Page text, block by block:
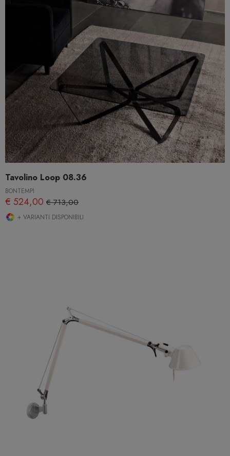
Tavolino Loop 08.36
BONTEMPI
€ 524,00 € 713,00
+ VARIANTI DISPONIBILI